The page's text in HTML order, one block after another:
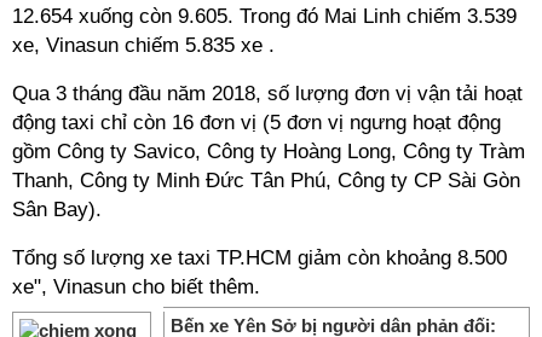
12.654 xuống còn 9.605. Trong đó Mai Linh chiếm 3.539
xe, Vinasun chiếm 5.835 xe .
Qua 3 tháng đầu năm 2018, số lượng đơn vị vận tải hoạt
động taxi chỉ còn 16 đơn vị (5 đơn vị ngưng hoạt động
gồm Công ty Savico, Công ty Hoàng Long, Công ty Tràm
Thanh, Công ty Minh Đức Tân Phú, Công ty CP Sài Gòn
Sân Bay).
Tổng số lượng xe taxi TP.HCM giảm còn khoảng 8.500
xe", Vinasun cho biết thêm.
Bến xe Yên Sở bị người dân phản đối: